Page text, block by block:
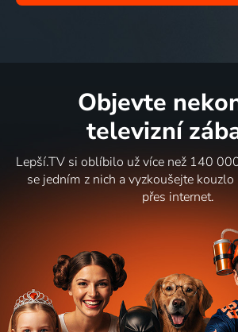
Objevte
televizní
Lepší.TV si oblíbilo už více než 140
se jedním z nich a vyzkoušejte
přes internet.